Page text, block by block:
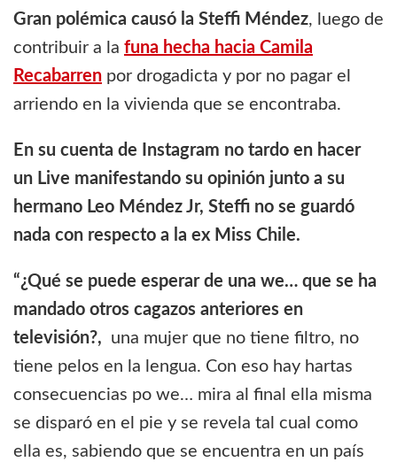
Gran polémica causó la Steffi Méndez, luego de
contribuir a la funa hecha hacia Camila
Recabarren por drogadicta y por no pagar el
arriendo en la vivienda que se encontraba.
En su cuenta de Instagram no tardo en hacer
un Live manifestando su opinión junto a su
hermano Leo Méndez Jr, Steffi no se guardó
nada con respecto a la ex Miss Chile.
“¿Qué se puede esperar de una we… que se ha
mandado otros cagazos anteriores en
televisión?, una mujer que no tiene filtro, no
tiene pelos en la lengua. Con eso hay hartas
consecuencias po we… mira al final ella misma
se disparó en el pie y se revela tal cual como
ella es, sabiendo que se encuentra en un país